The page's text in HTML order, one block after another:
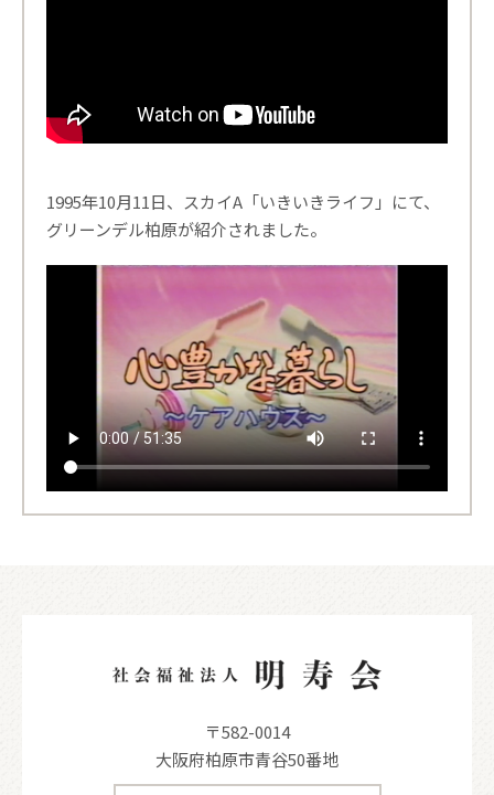
1995年10月11日、スカイA「いきいきライフ」にて、
グリーンデル柏原が紹介されました。
〒582-0014
大阪府柏原市青谷50番地